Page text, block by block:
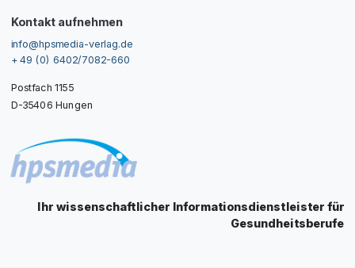
Kontakt aufnehmen
info@hpsmedia-verlag.de
+ 49 (0) 6402/7082-660
Postfach 1155
D-35406 Hungen
Ihr wissenschaftlicher Informationsdienstleister für
Gesundheitsberufe